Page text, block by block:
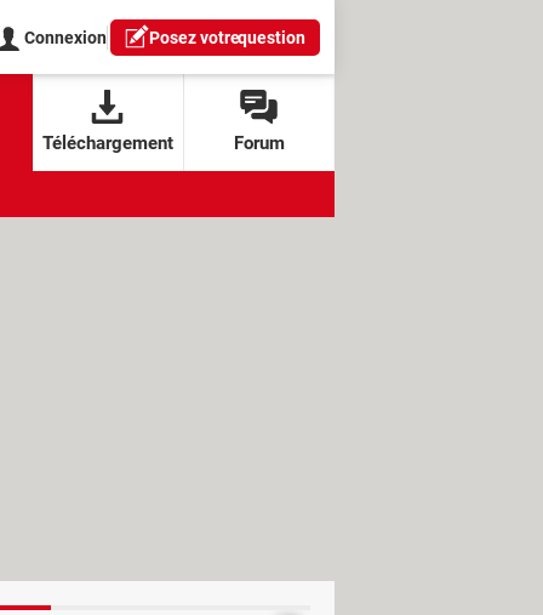
Connexion Posez votrequestion
Téléchargement Forum